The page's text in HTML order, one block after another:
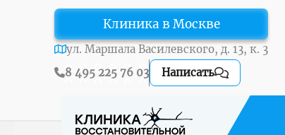
Клиника в Москве
ул. Маршала Василевского, д. 13, к. 3
8 495 225 76 03
Написать